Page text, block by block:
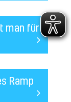
man für
Ramp